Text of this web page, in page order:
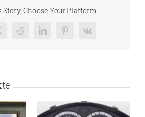
Story, Choose Your Platform!
RedditLinkedInPinterest
Vk